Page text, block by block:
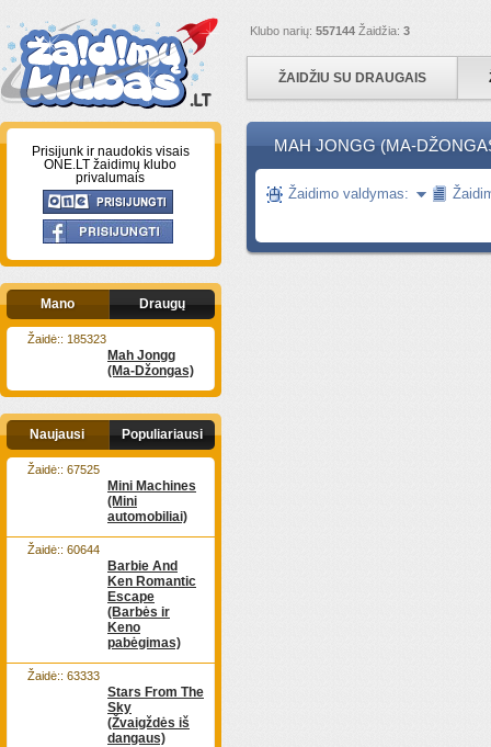
Klubo narių: 557144 Žaidžia: 3
ŽAIDŽIU SU DRAUGAIS
Prisijunk ir naudokis visais
ONE.LT žaidimų klubo
privalumais
Mano Draugų
Mah Jongg
(Ma-Džongas)
Žaidė:: 185323
Naujausi Populiariausi
Mini Machines
(Mini
automobiliai)
Žaidė:: 67525
Barbie And
Ken Romantic
Escape
(Barbės ir
Keno
pabėgimas)
Žaidė:: 60644
Stars From The
Sky
(Žvaigždės iš
dangaus)
Žaidė:: 63333
MAH JONGG (MA-
Žaidimo valdymas: